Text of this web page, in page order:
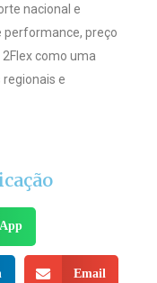
nacional e
performance, preço
como uma
e
Email